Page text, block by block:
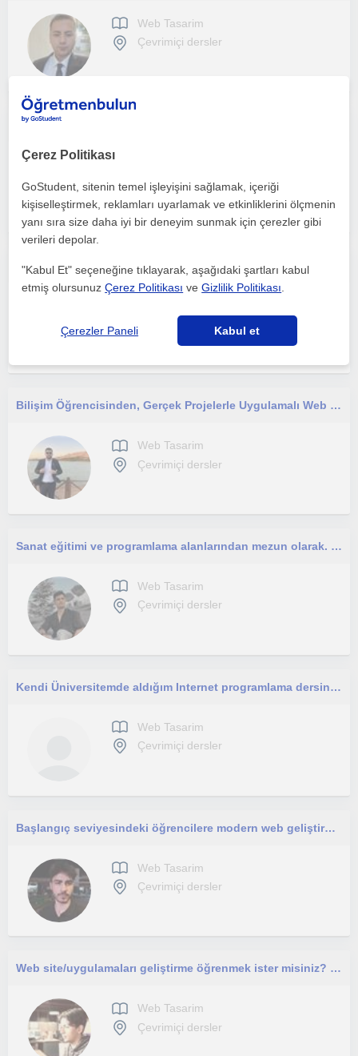
Web Tasarim
Çevrimiçi dersler
Çevrimiçi dersler
Bilişim Öğrencisinden, Gerçek Projelerle Uygulamalı Web Tasarım ve Kodlama Dersleri
Web Tasarim
Çevrimiçi dersler
Sanat eğitimi ve programlama alanlarından mezun olarak. Sanatsal düşünüp programlı ilerleyen biriyim. Ortaokul ve lise.
Web Tasarim
Çevrimiçi dersler
Kendi Üniversitemde aldığım Internet programlama dersinde öğrendiğim bilgileri aktarmak isterim.
Web Tasarim
Çevrimiçi dersler
Başlangıç seviyesindeki öğrencilere modern web geliştirme konularını öğretiyorum.
Web Tasarim
Çevrimiçi dersler
Web site/uygulamaları geliştirme öğrenmek ister misiniz? Size yardımcı olabilirim.
Web Tasarim
Çevrimiçi dersler
Çerez Politikası
GoStudent, sitenin temel işleyişini sağlamak, içeriği
kişiselleştirmek, reklamları uyarlamak ve etkinliklerini ölçmenin
yanı sıra size daha iyi bir deneyim sunmak için çerezler gibi
verileri depolar.
"Kabul Et" seçeneğine tıklayarak, aşağıdaki şartları kabul
etmiş olursunuzÇerez Politikası veGizlilik Politikası
Çerezler Paneli Kabul et